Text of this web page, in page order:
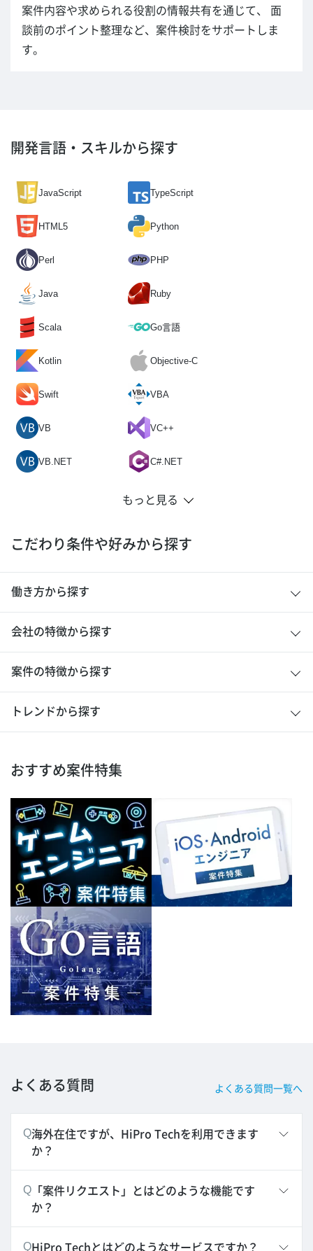
案件内容や求められる役割の情報共有を通じて、 面
談前のポイント整理など、案件検討をサポートしま
す。
開発言語・スキルから探す
JavaScript TypeScript
HTML5 Python
Perl PHP
Java Ruby
Scala Go言語
Kotlin Objective-C
Swift VBA
VB VC++
VB.NET C#.NET
こだわり条件や好みから探す
働き方から探す
会社の特徴から探す
案件の特徴から探す
トレンドから探す
おすすめ案件特集
よくある質問 よくある質問一覧へ
Q海外在住ですが、HiPro Techを利用できます
か？
Q
「案件リクエスト」とはどのような機能です
か？
QHiPro Techとはどのようなサービスですか？